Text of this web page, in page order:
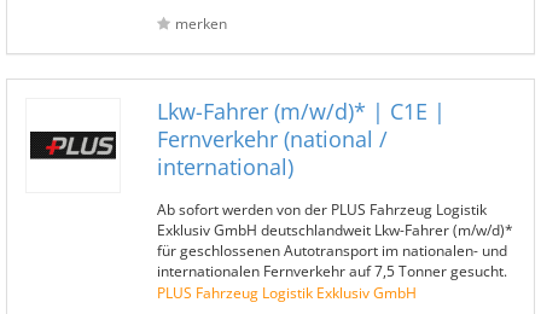
merken
Lkw-Fahrer (m/w/d)* | C1E |
Fernverkehr (national /
international)
Ab sofort werden von der PLUS Fahrzeug Logistik
Exklusiv GmbH deutschlandweit Lkw-Fahrer (m/w/d)*
für geschlossenen Autotransport im nationalen- und
internationalen Fernverkehr auf 7,5 Tonner gesucht.
PLUS Fahrzeug Logistik Exklusiv GmbH